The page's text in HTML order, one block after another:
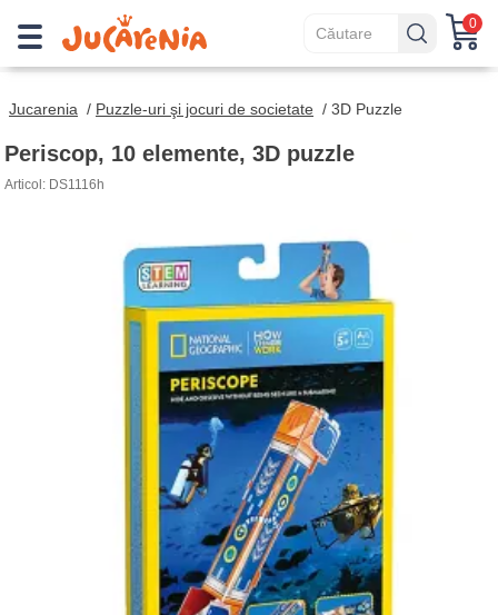
0
Jucarenia / Puzzle-uri şi jocuri de societate / 3D Puzzle
Periscop, 10 elemente, 3D puzzle
Articol: DS1116h